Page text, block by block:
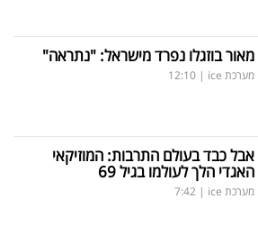
מאור בוזגלו נפרד מישראל: "נתראה"
מערכת ice |
12:10
אבל כבד בעולם התרבות: המוזיקאי
האגדי הלך לעולמו בגיל 69
מערכת ice |
7:42